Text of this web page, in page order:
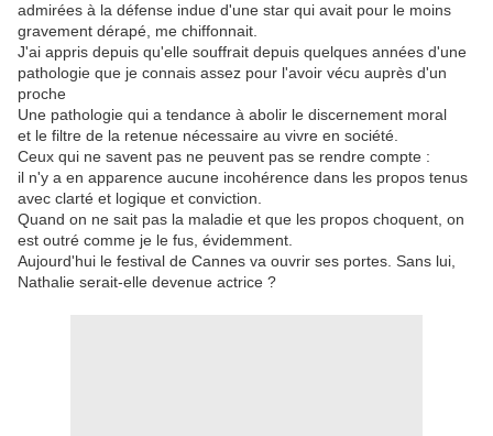
admirées à la défense indue d'une star qui avait pour le moins
gravement dérapé, me chiffonnait.
J'ai appris depuis qu'elle souffrait depuis quelques années d'une
pathologie que je connais assez pour l'avoir vécu auprès d'un
proche
Une pathologie qui a tendance à abolir le discernement moral
et le filtre de la retenue nécessaire au vivre en société.
Ceux qui ne savent pas ne peuvent pas se rendre compte :
il n'y a en apparence aucune incohérence dans les propos tenus
avec clarté et logique et conviction.
Quand on ne sait pas la maladie et que les propos choquent, on
est outré comme je le fus, évidemment.
Aujourd'hui le festival de Cannes va ouvrir ses portes. Sans lui,
Nathalie serait-elle devenue actrice ?